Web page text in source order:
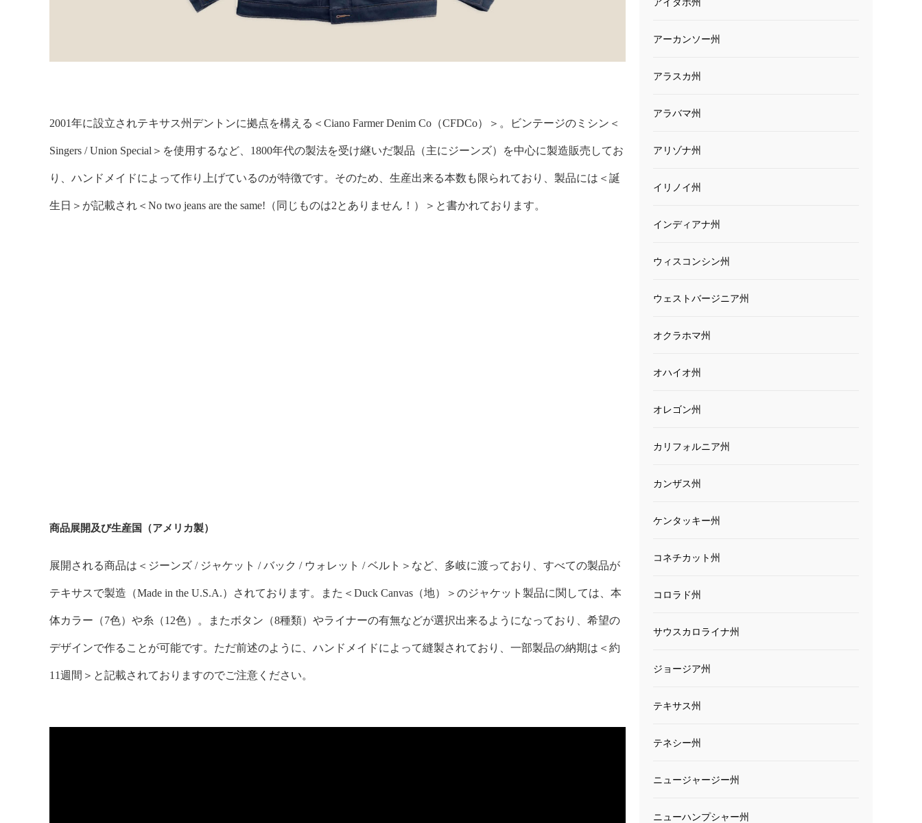
2001年に設立されテキサス州デントンに拠点を構える＜Ciano Farmer Denim Co（CFDCo）＞。 ビンテージのミシン＜
Singers / Union Special＞を使用するなど、1800年代の製法を受け継いだ製品（主にジーンズ）を中心に製造販売してお
り、ハンドメイドによって作り上げているのが特徴です。そのため、生産出来る本数も限られており、製品には＜誕
生日＞が記載され＜No two jeans are the same!（同じものは2とありません！）＞と書かれております。
商品展開及び生産国（アメリカ製）
展開される商品は＜ジーンズ / ジャケット / バック / ウォレット / ベルト＞など、多岐に渡っており、すべての製品が
テキサスで製造（Made in the U.S.A.）されております。また＜Duck Canvas（地）＞のジャケット製品に関しては、本
体カラー（7色）や糸（12色）。またボタン（8種類）やライナーの有無などが選択出来るようになっており、希望の
デザインで作ることが可能です。ただ前述のように、ハンドメイドによって縫製されており、一部製品の納期は＜約
11週間＞と記載されておりますのでご注意ください。
アイダホ州
アーカンソー州
アラスカ州
アラバマ州
アリゾナ州
イリノイ州
インディアナ州
ウィスコンシン州
ウェストバージニア州
オクラホマ州
オハイオ州
オレゴン州
カリフォルニア州
カンザス州
ケンタッキー州
コネチカット州
コロラド州
サウスカロライナ州
ジョージア州
テキサス州
テネシー州
ニュージャージー州
ニューハンプシャー州